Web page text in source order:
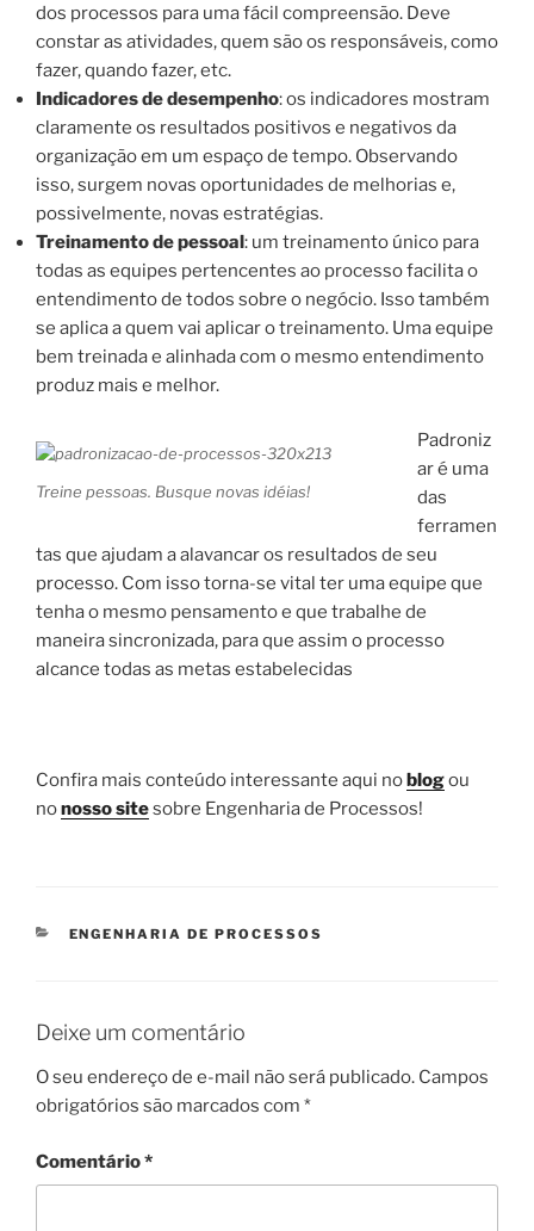
dos processos para uma fácil compreensão. Deve
constar as atividades, quem são os responsáveis, como
fazer, quando fazer, etc.
Indicadores de desempenho: os indicadores mostram
claramente os resultados positivos e negativos da
organização em um espaço de tempo. Observando
isso, surgem novas oportunidades de melhorias e,
possivelmente, novas estratégias.
Treinamento de pessoal: um treinamento único para
todas as equipes pertencentes ao processo facilita o
entendimento de todos sobre o negócio. Isso também
se aplica a quem vai aplicar o treinamento. Uma equipe
bem treinada e alinhada com o mesmo entendimento
produz mais e melhor.
Treine pessoas. Busque novas idéias!
Padroniz
ar é uma
das
ferramen
tas que ajudam a alavancar os resultados de seu
processo. Com isso torna-se vital ter uma equipe que
tenha o mesmo pensamento e que trabalhe de
maneira sincronizada, para que assim o processo
alcance todas as metas estabelecidas
Confira mais conteúdo interessante aqui no blogou
nonosso sitesobre Engenharia de Processos!
CATEGORIAS
ENGENHARIA DE PROCESSOS
Deixe um comentário
O seu endereço de e-mail não será publicado. Campos
obrigatórios são marcados com *
Comentário*